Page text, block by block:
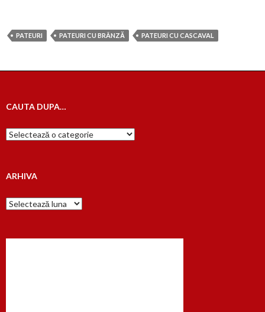
PATEURI PATEURI CU BRÂNZĂ PATEURI CU CASCAVAL
CAUTA DUPA…
Cauta
dupa…
ARHIVA
Arhiva